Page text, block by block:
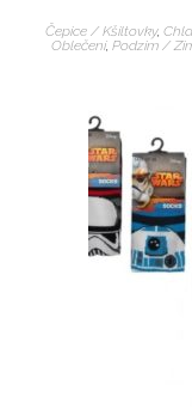
Čepice / Kšiltovky,
Oblečení, Podzim /